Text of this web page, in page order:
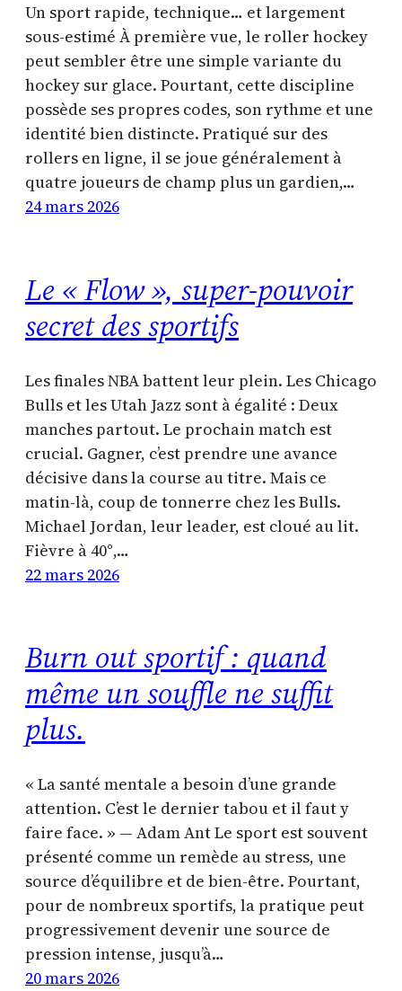
Un sport rapide, technique… et largement
sous-estimé À première vue, le roller hockey
peut sembler être une simple variante du
hockey sur glace. Pourtant, cette discipline
possède ses propres codes, son rythme et une
identité bien distincte. Pratiqué sur des
rollers en ligne, il se joue généralement à
quatre joueurs de champ plus un gardien,…
24 mars 2026
Le « Flow », super-pouvoir
secret des sportifs
Les finales NBA battent leur plein. Les Chicago
Bulls et les Utah Jazz sont à égalité : Deux
manches partout. Le prochain match est
crucial. Gagner, c’est prendre une avance
décisive dans la course au titre. Mais ce
matin-là, coup de tonnerre chez les Bulls.
Michael Jordan, leur leader, est cloué au lit.
Fièvre à 40°,…
22 mars 2026
Burn out sportif : quand
même un souffle ne suffit
plus.
« La santé mentale a besoin d’une grande
attention. C’est le dernier tabou et il faut y
faire face. » — Adam Ant Le sport est souvent
présenté comme un remède au stress, une
source d’équilibre et de bien-être. Pourtant,
pour de nombreux sportifs, la pratique peut
progressivement devenir une source de
pression intense, jusqu’à…
20 mars 2026